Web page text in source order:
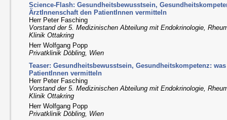
Science-Flash: Gesundheitsbewusstsein,
ÄrztInnenschaft den PatientInnen vermitteln
Herr Peter Fasching
Vorstand der 5. Medizinischen Abteilung mit Endokrinologie,
Klinik Ottakring
Herr Wolfgang Popp
Privatklinik Döbling, Wien
Teaser: Gesundheitsbewusstsein, Gesundheitskompetenz:
PatientInnen vermitteln
Herr Peter Fasching
Vorstand der 5. Medizinischen Abteilung mit Endokrinologie,
Klinik Ottakring
Herr Wolfgang Popp
Privatklinik Döbling, Wien